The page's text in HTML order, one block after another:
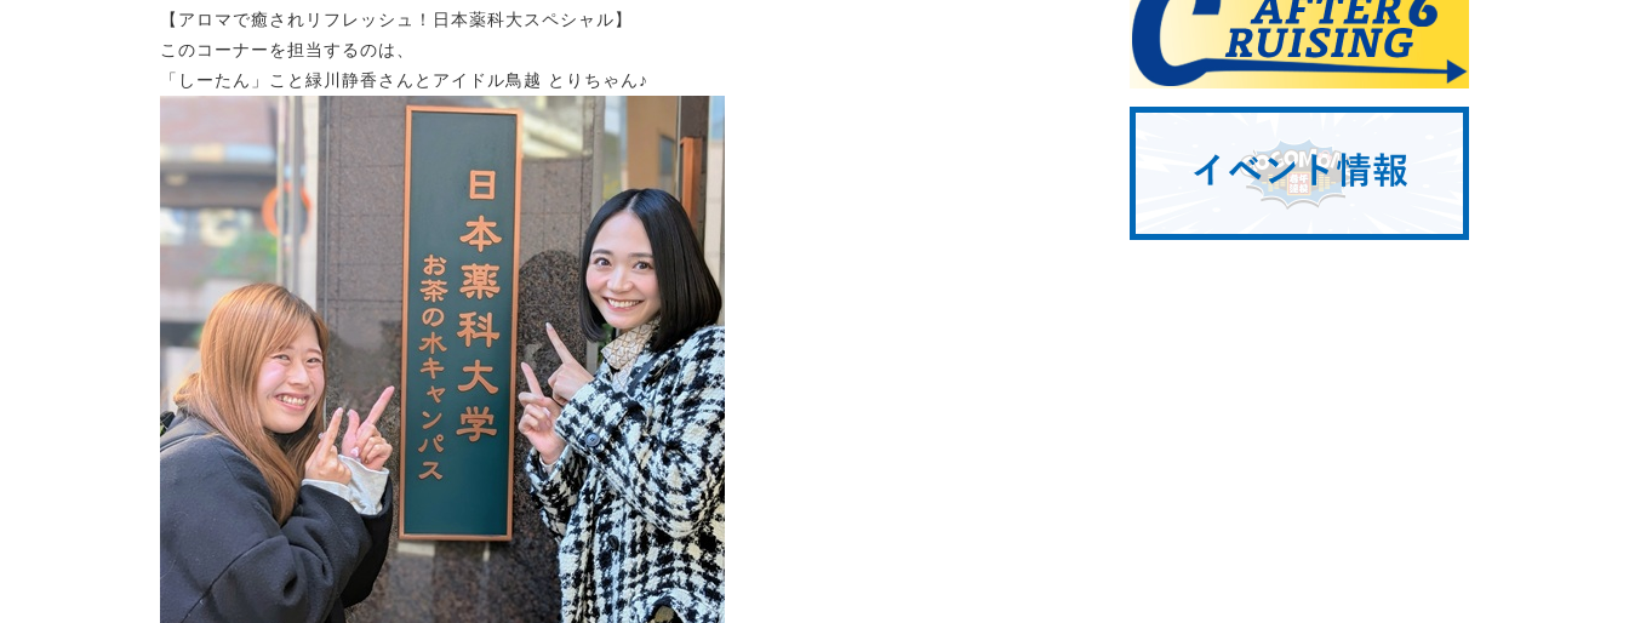
【アロマで癒されリフレッシュ！日本薬科大スペシャル】
このコーナーを担当するのは、
「しーたん」こと緑川静香さんとアイドル鳥越 とりちゃん♪